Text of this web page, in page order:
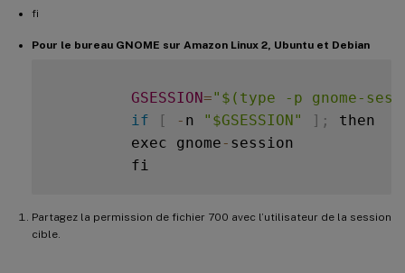
fi
Pour le bureau GNOME sur Amazon Linux 2, Ubuntu et Debian
GSESSION="$(type -p gnome-
if
[ - n "$GSESSION" ] ;
then
         exec gnome
- session
Partagez la permission de fichier 700 avec l’utilisateur de la session
cible.